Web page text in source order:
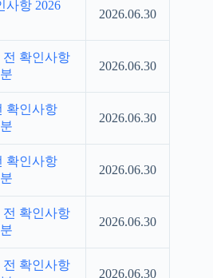
사항 2026
2026.06.30
확인사항
2026.06.30
확인사항
2026.06.30
확인사항
2026.06.30
전 확인사항
2026.06.30
확인사항
2026.06.30